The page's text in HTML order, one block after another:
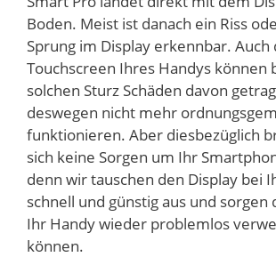
Boden. Meist ist danach ein Riss
Sprung im Display erkennbar. Auch
Touchscreen Ihres Handys können
solchen Sturz Schäden davon
deswegen nicht mehr
funktionieren. Aber diesbezüglich
sich keine Sorgen um Ihr
denn wir tauschen den Display bei
schnell und günstig aus und sorgen
Ihr Handy wieder problemlos
können.